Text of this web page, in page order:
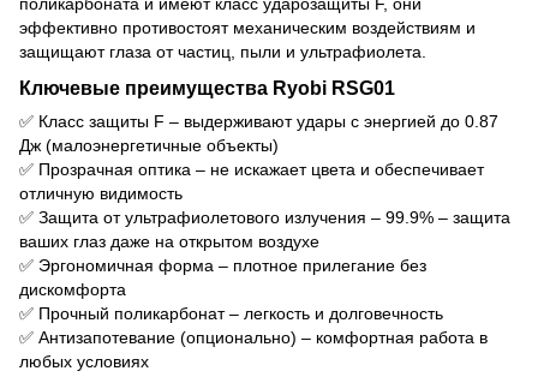
эффективно противостоят механическим воздействиям и
защищают глаза от частиц, пыли и ультрафиолета.
Ключевые преимущества Ryobi RSG01
✅ Класс защиты F – выдерживают удары с энергией до 0.87
Дж (малоэнергетичные объекты)
✅ Прозрачная оптика – не искажает цвета и обеспечивает
отличную видимость
✅ Защита от ультрафиолетового излучения – 99.9% – защита
ваших глаз даже на открытом воздухе
✅ Эргономичная форма – плотное прилегание без
дискомфорта
✅ Прочный поликарбонат – легкость и долговечность
✅ Антизапотевание (опционально) – комфортная работа в
любых условиях